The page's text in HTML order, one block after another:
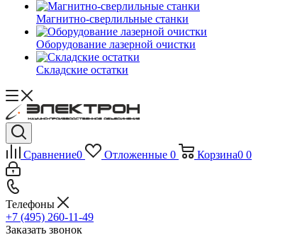
Магнитно-сверлильные станки
Оборудование лазерной очистки
Складские остатки
Сравнение0 Отложенные 0 Корзина0 0
Телефоны
+7 (495) 260-11-49
Заказать звонок